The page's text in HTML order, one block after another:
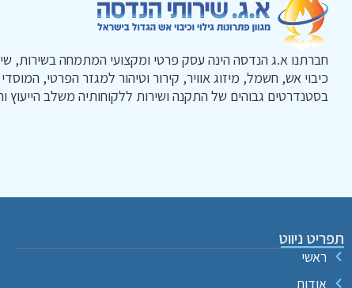
חברתנו א.ג הנדסה הינה עסק פרטי ומקצועי המתמחה בשירות,
כיבוי אש, חשמל, מיזוג אוויר, קירור וטיהור למגזר הפרטי,
בסטנדרטים גבוהים של התקנה ושירות ללקוחותיה משלב הייעוץ
תפריט ניווט
ראשי
אודות